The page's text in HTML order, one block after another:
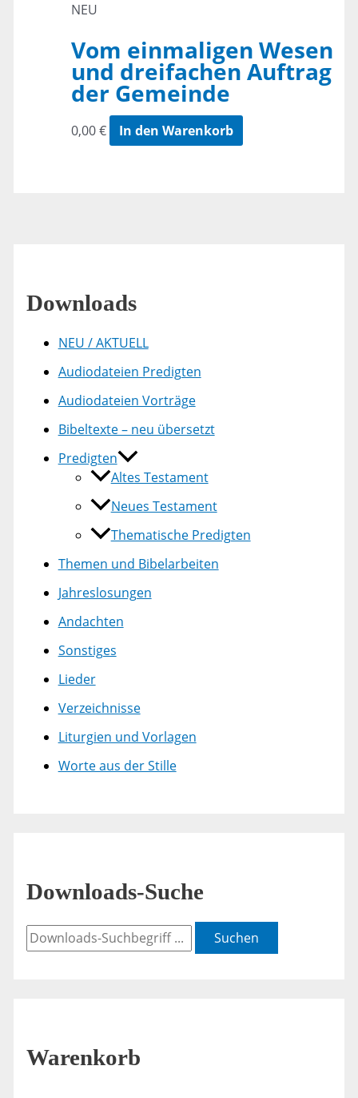
NEU
Vom einmaligen Wesen
und dreifachen Auftrag
der Gemeinde
0,00€ In den Warenkorb
Downloads
NEU / AKTUELL
Audiodateien Predigten
Audiodateien Vorträge
Bibeltexte – neu übersetzt
Predigten
Altes Testament
Neues Testament
Thematische Predigten
Themen und Bibelarbeiten
Jahreslosungen
Andachten
Sonstiges
Lieder
Verzeichnisse
Liturgien und Vorlagen
Worte aus der Stille
Downloads-Suche
Suchen
Warenkorb